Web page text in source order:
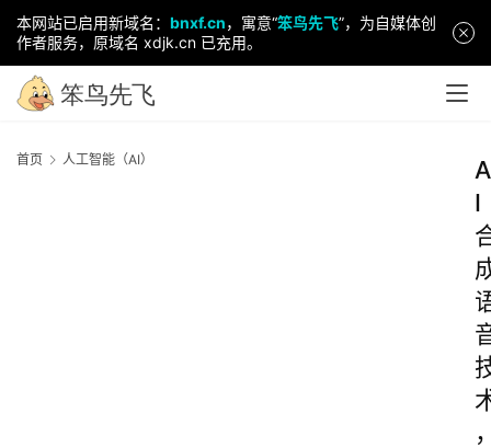
本网站已启用新域名： bnxf.cn，寓意“笨鸟先飞”，为自媒体创
作者服务，原域名 xdjk.cn 已充用。
首页 人工智能（AI）
A
I